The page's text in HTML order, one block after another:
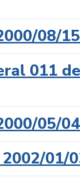
08/15
011 de
05/04
01/